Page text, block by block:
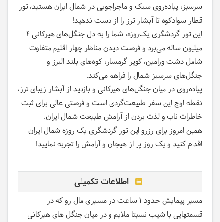
سرسبز، پیاده‌روی سبک و ماجراجویی در شمال ایران هستید، تور
قطار سوادکوه تا آبشار ترز را از دست ندهید!
این تور گردشگری یک‌روزه، شما را به دل جنگل‌های هیرکانی ۴
میلیون ساله می‌برد و فرصت دیدن مناظر چهار اقلیم متفاوت
شامل دشت ورامین، کویر گرمسار، کوه‌های بلند البرز و
جنگل‌های سرسبز شمال را فراهم می‌کند.
پیاده‌روی در میان جنگل‌های هیرکانی و بازدید از آبشار زیبای ترز،
نقطه اوج این سفر طبیعت‌گردی است و فرصتی عالی برای ثبت
خاطرات ناب و لذت بردن از آرامش طبیعت شمال ایران.
همین امروز برای رزرو این تور گردشگری یک روزه شمال ایران
اقدام کنید و یک روز پر از هیجان و آرامش را تجربه نمایید!
اطلاعات تکمیلی
مسیر پیمایش حدود 1 ساعت در مسیری مال رو که در
قسمتهایی با شیب نسبتا ملایم و در میان جنگل های هیرکانی